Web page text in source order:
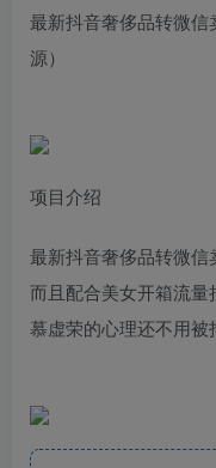
最新抖音奢侈品转微
源）
项目介绍
最新抖音奢侈品转微
而且配合美女开箱流
慕虚荣的心理还不用被